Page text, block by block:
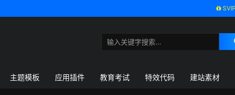
主题模板 应用插件 教育考试 特效代码 建站素材